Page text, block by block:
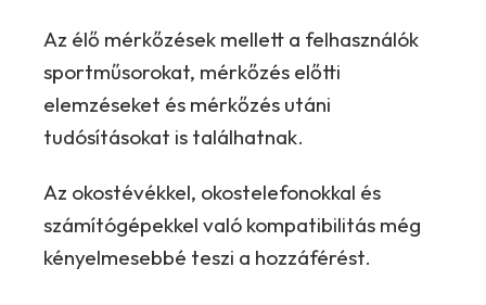
Az élő mérkőzések mellett a felhasználók
sportműsorokat, mérkőzés előtti
elemzéseket és mérkőzés utáni
tudósításokat is találhatnak.
Az okostévékkel, okostelefonokkal és
számítógépekkel való kompatibilitás még
kényelmesebbé teszi a hozzáférést.